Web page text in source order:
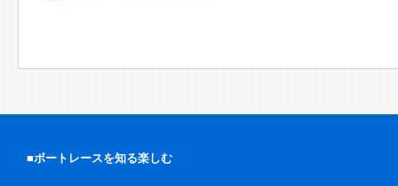
■ボートレースを知る楽しむ